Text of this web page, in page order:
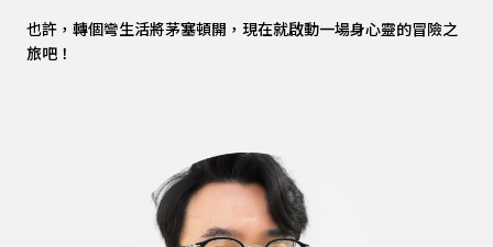
也許，轉個彎生活將茅塞頓開，現在就啟動一場身心靈的冒險之
旅吧！